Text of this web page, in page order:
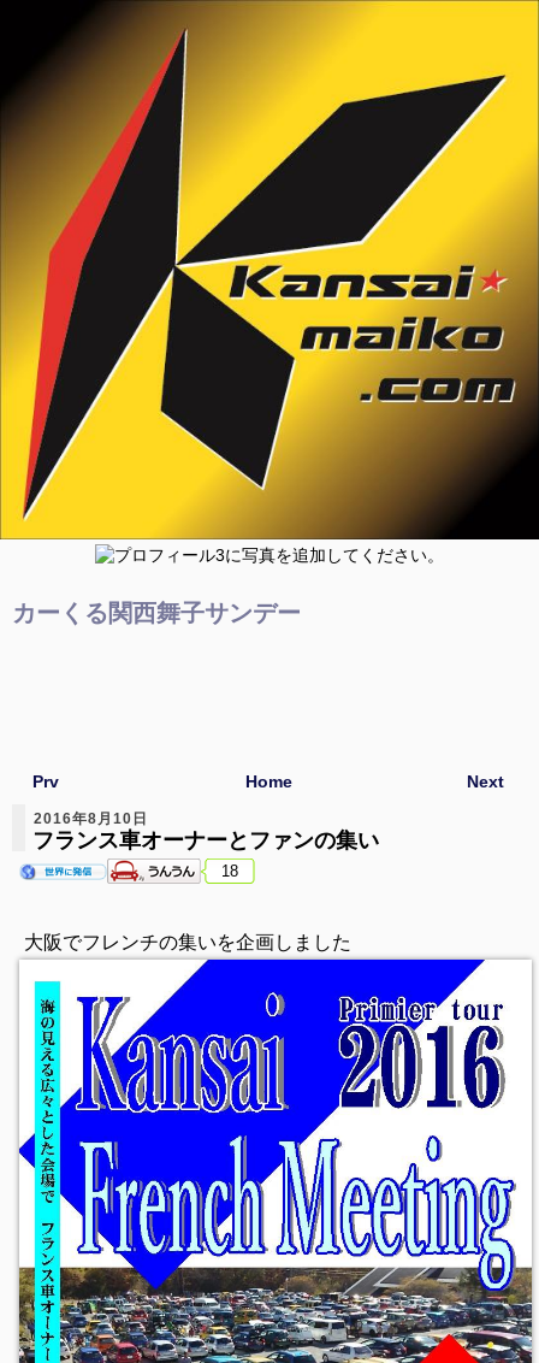
カーくる関西舞子サンデー
Next
Prv Home
2016年8月10日
フランス車オーナーとファンの集い
18
大阪でフレンチの集いを企画しました